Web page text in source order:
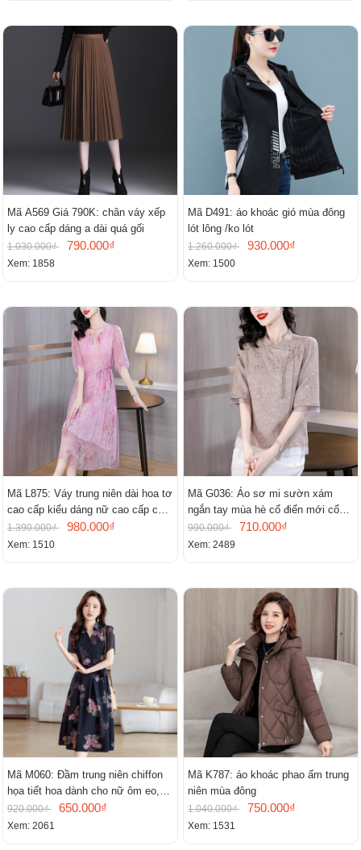
Mã A569 Giá 790K: chân váy xếp
ly cao cấp dáng a dài quá gối
1.030.000₫ 790.000₫
Xem: 1858
Mã D491: áo khoác gió mùa đông
lót lông /ko lót
1.260.000₫ 930.000₫
Xem: 1500
Mã L875: Váy trung niên dài hoa tơ
cao cấp kiểu dáng nữ cao cấp cao
cấp thần
1.390.000₫ 980.000₫
Xem: 1510
Mã G036: Áo sơ mi sườn xám
ngắn tay mùa hè cổ điển mới cổ
đứng
990.000₫ 710.000₫
Xem: 2489
Mã M060: Đầm trung niên chiffon
họa tiết hoa dành cho nữ ôm eo,
cổ chữ V, đầm midi tay ngắn thanh
lịch.
920.000₫ 650.000₫
Xem: 2061
Mã K787: áo khoác phao ấm trung
niên mùa đông
1.040.000₫ 750.000₫
Xem: 1531